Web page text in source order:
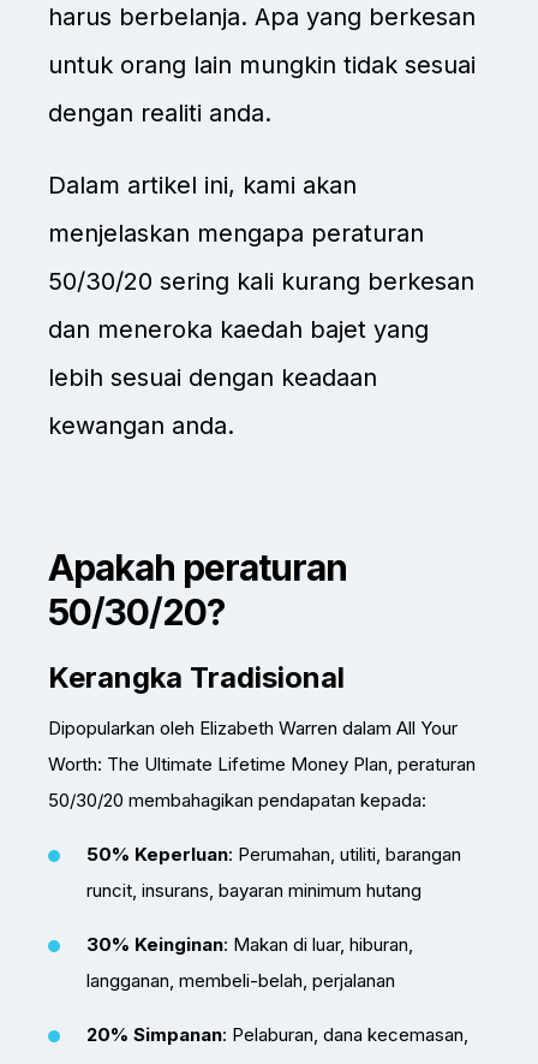
harus berbelanja. Apa yang berkesan
untuk orang lain mungkin tidak sesuai
dengan realiti anda.
Dalam artikel ini, kami akan
menjelaskan mengapa peraturan
50/30/20 sering kali kurang berkesan
dan meneroka kaedah bajet yang
lebih sesuai dengan keadaan
kewangan anda.
Apakah peraturan
50/30/20?
Kerangka Tradisional
Dipopularkan oleh Elizabeth Warren dalam All Your
Worth: The Ultimate Lifetime Money Plan, peraturan
50/30/20 membahagikan pendapatan kepada:
50% Keperluan: Perumahan, utiliti, barangan
runcit, insurans, bayaran minimum hutang
30% Keinginan: Makan di luar, hiburan,
langganan, membeli-belah, perjalanan
20% Simpanan: Pelaburan, dana kecemasan,